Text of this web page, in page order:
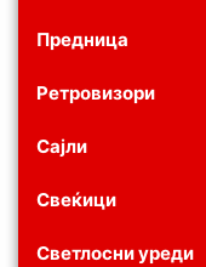
Предница
Ретровизори
Сајли
Свеќици
Светлосни уреди